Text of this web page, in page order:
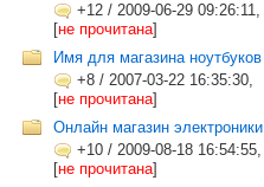
+12 / 2009-06-29 09:26:11,
[не прочитана]
Имя для магазина ноутбуков
+8 / 2007-03-22 16:35:30,
[не прочитана]
Онлайн магазин электроники
+10 / 2009-08-18 16:54:55,
[не прочитана]